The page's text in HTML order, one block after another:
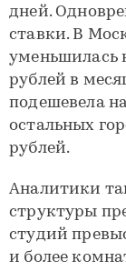
дней.
ставки. В
уменьшилась
рублей в
подешевела
остальных
рублей.
Аналитики
структуры
студий
и более